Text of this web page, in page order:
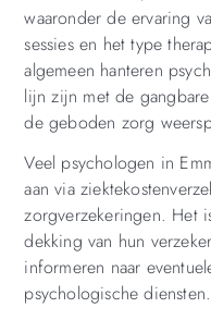
waaronder de ervaring
sessies en het type
algemeen hanteren
lijn zijn met de
de geboden zorg
Veel psychologen in
aan via
zorgverzekeringen. Het
dekking van hun
informeren naar
psychologische diensten.